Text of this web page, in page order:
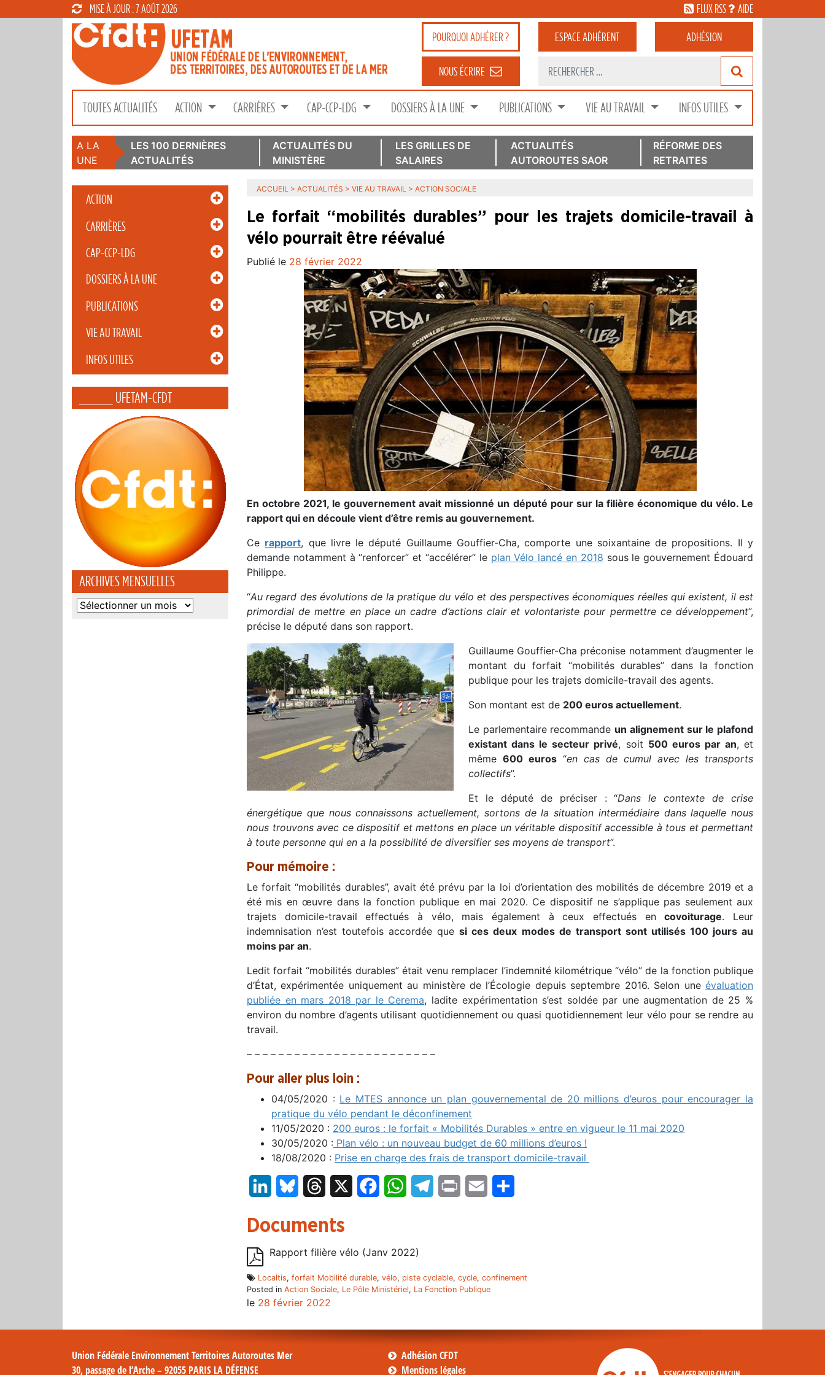
MISE À JOUR : 7 AOÛT 2026 FLUX RSS AIDE
POURQUOIADHÉRER ? ESPACEADHÉRENT ADHÉSION
NOUS ÉCRIRE
TOUTES ACTUALITÉS ACTION CARRIÈRES CAP-CCP-LDG DOSSIERS À LA UNE PUBLICATIONS VIE AU TRAVAIL INFOS UTILES
A LA
UNE
LES 100 DERNIÈRES
ACTUALITÉS
ACTUALITÉS DU
MINISTÈRE
LES GRILLES DE
SALAIRES
ACTUALITÉS
AUTOROUTES SAOR
RÉFORME DES
RETRAITES
ACTION
CARRIÈRES
CAP-CCP-LDG
DOSSIERS À LA UNE
PUBLICATIONS
VIE AU TRAVAIL
INFOS UTILES
_____ UFETAM-CFDT
ARCHIVES MENSUELLES
Archives
ACCUEIL > ACTUALITÉS > VIE AU TRAVAIL > ACTION SOCIALE
Le forfait “mobilités durables” pour les trajets domicile-travail à
vélo pourrait être réévalué
Publié le 28 février 2022
En octobre 2021, le gouvernement avait missionné un député pour sur la filière économique du vélo. Le
rapport qui en découle vient d’être remis au gouvernement.
Ce rapport, que livre le député Guillaume Gouffier-Cha, comporte une soixantaine de propositions. Il y
demande notamment à “renforcer” et “accélérer” le plan Vélo lancé en 2018 sous le gouvernement Édouard
Philippe.
“Au regard des évolutions de la pratique du vélo et des perspectives économiques réelles qui existent, il est
primordial de mettre en place un cadre d’actions clair et volontariste pour permettre ce développement”,
précise le député dans son rapport.
Guillaume Gouffier-Cha préconise notamment d’augmenter le
montant du forfait “mobilités durables” dans la fonction
publique pour les trajets domicile-travail des agents.
Son montant est de 200 euros actuellement.
Le parlementaire recommande un alignement sur le plafond
existant dans le secteur privé, soit 500 euros par an, et
même 600 euros “en cas de cumul avec les transports
collectifs”.
Et le député de préciser : “Dans le contexte de crise
énergétique que nous connaissons actuellement, sortons de la situation intermédiaire dans laquelle nous
nous trouvons avec ce dispositif et mettons en place un véritable dispositif accessible à tous et permettant
à toute personne qui en a la possibilité de diversifier ses moyens de transport”.
Pour mémoire :
Le forfait “mobilités durables”, avait été prévu par la loi d’orientation des mobilités de décembre 2019 et a
été mis en œuvre dans la fonction publique en mai 2020. Ce dispositif ne s’applique pas seulement aux
trajets domicile-travail effectués à vélo, mais également à ceux effectués encovoiturage. Leur
indemnisation n’est toutefois accordée quesi ces deux modes de transport sont utilisés 100 jours au
moins par an.
Ledit forfait “mobilités durables” était venu remplacer l’indemnité kilométrique “vélo” de la fonction publique
d’État, expérimentée uniquement au ministère de l’Écologie depuis septembre 2016. Selon une évaluation
publiée en mars 2018 par le Cerema, ladite expérimentation s’est soldée par une augmentation de 25 %
environ du nombre d’agents utilisant quotidiennement ou quasi quotidiennement leur vélo pour se rendre au
travail.
– – – – – – – – – – – – – – – – – – – – – – – –
Pour aller plus loin :
04/05/2020 : Le MTES annonce un plan gouvernemental de 20 millions d’euros pour encourager la
pratique du vélo pendant le déconfinement
11/05/2020 : 200 euros : le forfait « Mobilités Durables » entre en vigueur le 11 mai 2020
30/05/2020 : Plan vélo : un nouveau budget de 60 millions d’euros !
18/08/2020 : Prise en charge des frais de transport domicile-travail
LinkedInBluesky Threads FacebookWhatsAppTelegram
Print Email
Documents
Rapport filière vélo (Janv 2022)
Localtis, forfait Mobilité durable, vélo, piste cyclable, cycle, confinement
Posted in Action Sociale, Le Pôle Ministériel, La Fonction Publique
le 28 février 2022
Union Fédérale Environnement Territoires Autoroutes Mer
30, passage de l’Arche – 92055 PARIS LA DÉFENSE
Adhésion CFDT
Mentions légales